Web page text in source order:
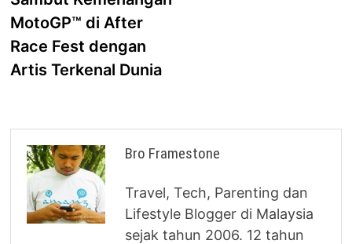
navigation
MotoGP™ di After
Race Fest dengan
Artis Terkenal Dunia
Bro Framestone
Travel, Tech, Parenting dan
Lifestyle Blogger di Malaysia
sejak tahun 2006. 12 tahun